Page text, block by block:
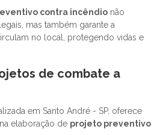
contra incêndio não
mas também garante a
no local, protegendo vidas e
de combate a
em Santo André - SP, oferece
elaboração de projeto preventivo